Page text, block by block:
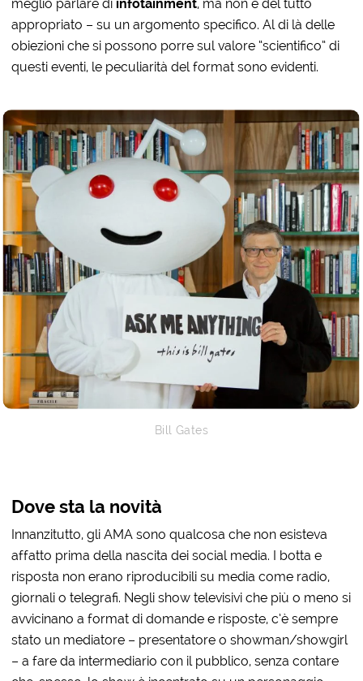
meglio parlare di infotainment, ma non è del tutto
appropriato – su un argomento specifico. Al di là delle
obiezioni che si possono porre sul valore “scientifico” di
questi eventi, le peculiarità del format sono evidenti.
Bill Gates
Dove sta la novità
Innanzitutto, gli AMA sono qualcosa che non esisteva
affatto prima della nascita dei social media. I botta e
risposta non erano riproducibili su media come radio,
giornali o telegrafi. Negli show televisivi che più o meno si
avvicinano a format di domande e risposte, c’è sempre
stato un mediatore – presentatore o showman/showgirl
– a fare da intermediario con il pubblico, senza contare